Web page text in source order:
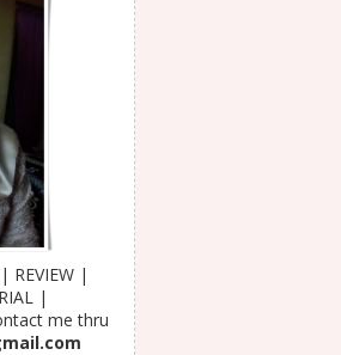
REVIEW |
|
me thru